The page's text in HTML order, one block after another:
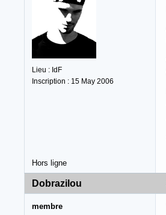
Lieu : IdF
Inscription : 15 May 2006
Hors ligne
Dobrazilou
membre